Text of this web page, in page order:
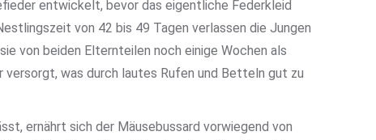
entwickelt, bevor das eigentliche Federkleid
von 42 bis 49 Tagen verlassen die Jungen
von beiden Elternteilen noch einige Wochen als
was durch lautes Rufen und Betteln gut zu
ernährt sich der Mäusebussard vorwiegend von